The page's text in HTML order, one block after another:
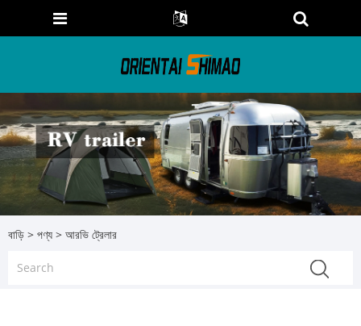
বাড়ি > পণ্য > আরভি ট্রেলার